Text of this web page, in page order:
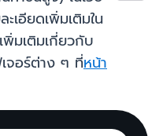
เอียดเพิ่มเติมใน
มเติมเกี่ยวกับ
จอร์ต่าง ๆ ที่หน้า